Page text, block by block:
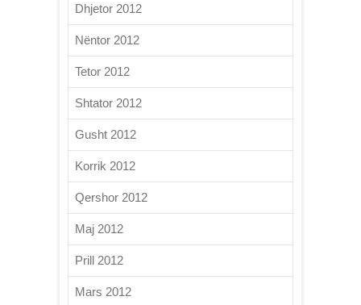
Dhjetor 2012
Nëntor 2012
Tetor 2012
Shtator 2012
Gusht 2012
Korrik 2012
Qershor 2012
Maj 2012
Prill 2012
Mars 2012